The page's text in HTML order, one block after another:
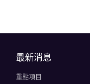
最新消息
重點項目